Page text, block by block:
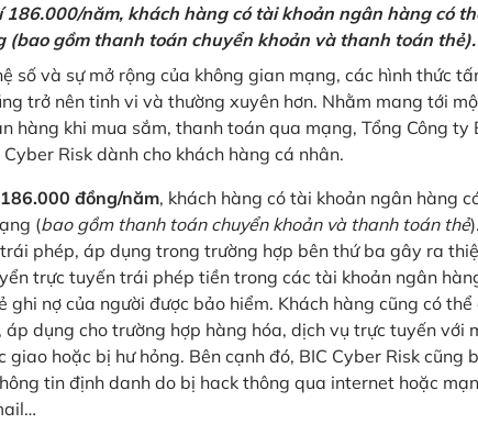
186.000/năm, khách hàng có tài khoản ngân hàng có
gồm thanh toán chuyển khoản và thanh toán thẻ).
số và sự mở rộng của không gian mạng, các hình thức
trở nên tinh vi và thường xuyên hơn. Nhằm mang tới
hàng khi mua sắm, thanh toán qua mạng, Tổng Công ty
Risk dành cho khách hàng cá nhân.
186.000 đồng/năm, khách hàng có tài khoản ngân hàng
(bao gồm thanh toán chuyển khoản và thanh toán thẻ
phép, áp dụng trong trường hợp bên thứ ba gây ra
trực tuyến trái phép tiền trong các tài khoản ngân
nợ của người được bảo hiểm. Khách hàng cũng có
dụng cho trường hợp hàng hóa, dịch vụ trực tuyến với
hoặc bị hư hỏng. Bên cạnh đó, BIC Cyber Risk cũng
tin định danh do bị hack thông qua internet hoặc